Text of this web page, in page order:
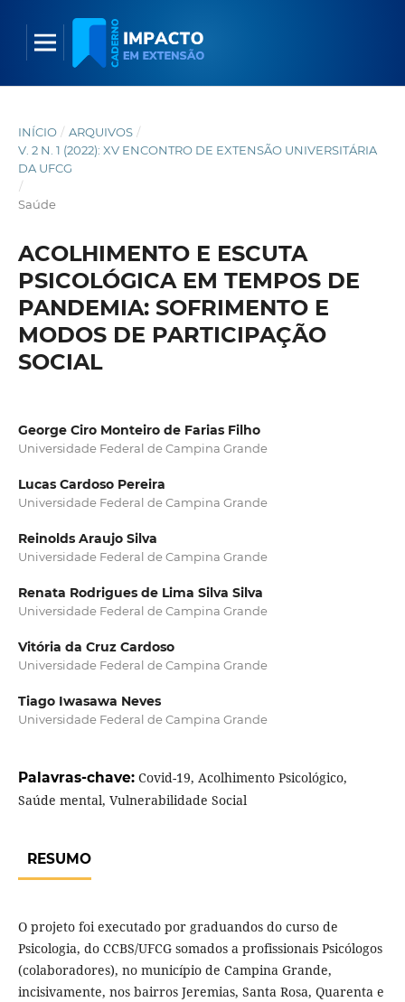
INÍCIO / ARQUIVOS /
V. 2 N. 1 (2022): XV ENCONTRO DE EXTENSÃO UNIVERSITÁRIA
DA UFCG
/
Saúde
ACOLHIMENTO E ESCUTA
PSICOLÓGICA EM TEMPOS DE
PANDEMIA: SOFRIMENTO E
MODOS DE PARTICIPAÇÃO
SOCIAL
George Ciro Monteiro de Farias Filho
Universidade Federal de Campina Grande
Lucas Cardoso Pereira
Universidade Federal de Campina Grande
Reinolds Araujo Silva
Universidade Federal de Campina Grande
Renata Rodrigues de Lima Silva Silva
Universidade Federal de Campina Grande
Vitória da Cruz Cardoso
Universidade Federal de Campina Grande
Tiago Iwasawa Neves
Universidade Federal de Campina Grande
Palavras-chave: Covid-19, Acolhimento Psicológico,
Saúde mental, Vulnerabilidade Social
RESUMO
O projeto foi executado por graduandos do curso de
Psicologia, do CCBS/UFCG somados a profissionais Psicólogos
(colaboradores), no município de Campina Grande,
incisivamente, nos bairros Jeremias, Santa Rosa, Quarenta e